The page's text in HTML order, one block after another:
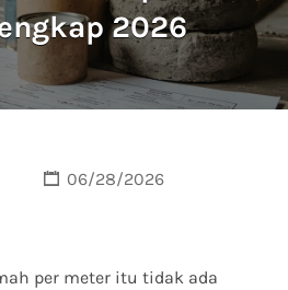
2026
06/28/2026
per meter itu tidak ada